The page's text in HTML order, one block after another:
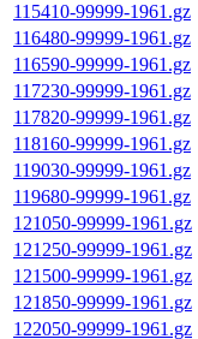
115410-99999-1961.gz
116480-99999-1961.gz
116590-99999-1961.gz
117230-99999-1961.gz
117820-99999-1961.gz
118160-99999-1961.gz
119030-99999-1961.gz
119680-99999-1961.gz
121050-99999-1961.gz
121250-99999-1961.gz
121500-99999-1961.gz
121850-99999-1961.gz
122050-99999-1961.gz